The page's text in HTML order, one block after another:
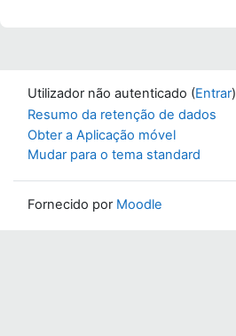
Utilizador não autenticado (Entrar)
Resumo da retenção de dados
Obter a Aplicação móvel
Mudar para o tema standard
Fornecido por Moodle